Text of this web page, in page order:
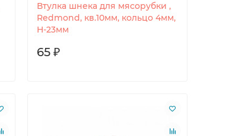
Втулка шнека для мясорубки ,
Redmond, кв.10мм, кольцо 4мм,
H-23мм
65 ₽